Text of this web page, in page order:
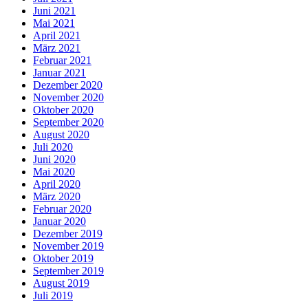
Juni 2021
Mai 2021
April 2021
März 2021
Februar 2021
Januar 2021
Dezember 2020
November 2020
Oktober 2020
September 2020
August 2020
Juli 2020
Juni 2020
Mai 2020
April 2020
März 2020
Februar 2020
Januar 2020
Dezember 2019
November 2019
Oktober 2019
September 2019
August 2019
Juli 2019